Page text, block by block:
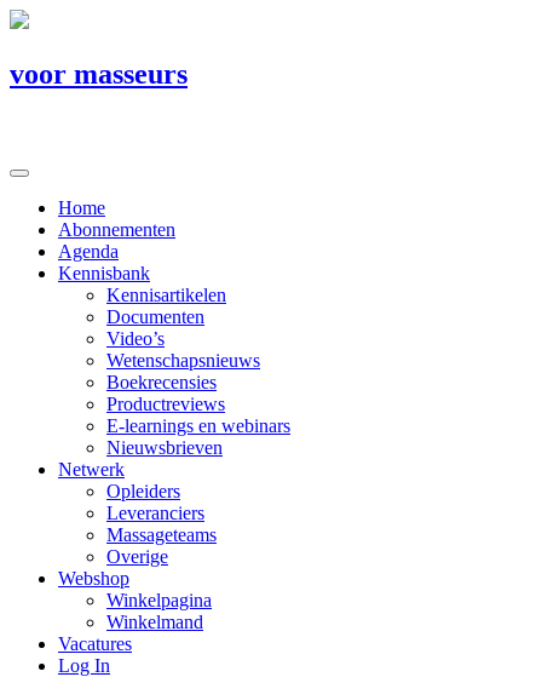
voor masseurs
Home
Abonnementen
Agenda
Kennisbank
Kennisartikelen
Documenten
Video’s
Wetenschapsnieuws
Boekrecensies
Productreviews
E-learnings en webinars
Nieuwsbrieven
Netwerk
Opleiders
Leveranciers
Massageteams
Overige
Webshop
Winkelpagina
Winkelmand
Vacatures
Log In